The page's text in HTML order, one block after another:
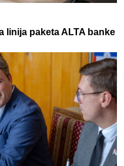
linija paketa ALTA banke